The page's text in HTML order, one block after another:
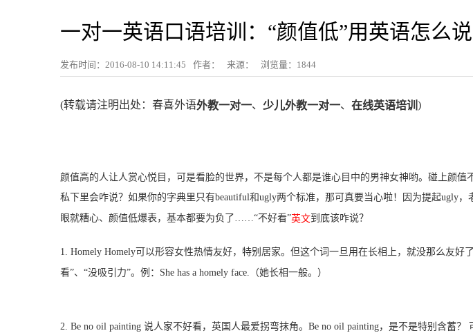
一对一英语口语培训：“颜值低”用英语怎么说
发布时间：2016-08-10 14:11:45 作者： 来源： 浏览量： 1844
(转载请注明出处：春喜外语外教一对一、 少儿外教一对一、 在线英语培训 )
颜值高的人让人赏心悦目，可是看脸的世界，不是每个人都是谁心目中的男神女神哟。碰上颜值
私下里会咋说？如果你的字典里只有beautiful和ugly两个标准，那可真要当心啦！因为提起ugly，
眼就糟心、颜值低爆表，基本都要为负了……“不好看”英文到底该咋说？
1. Homely Homely可以形容女性热情友好，特别居家。但这个词一旦用在长相上，就没那么友好
看”、“没吸引力”。例：She has a homely face.（她长相一般。）
2. Be no oil painting 说人家不好看，英国人最爱拐弯抹角。Be no oil painting，是不是特别含蓄？